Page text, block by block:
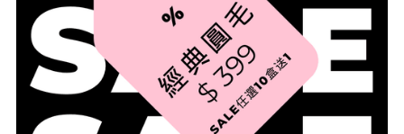
超值購物金
WL睫毛
小紅書款
WORLDLASH
技術課程
最新文章
教學教室